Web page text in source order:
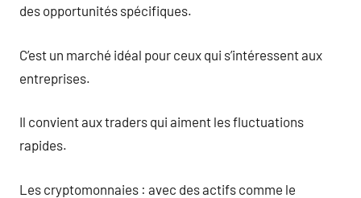
des opportunités spécifiques.
C’est un marché idéal pour ceux qui s’intéressent aux
entreprises.
Il convient aux traders qui aiment les fluctuations
rapides.
Les cryptomonnaies : avec des actifs comme le